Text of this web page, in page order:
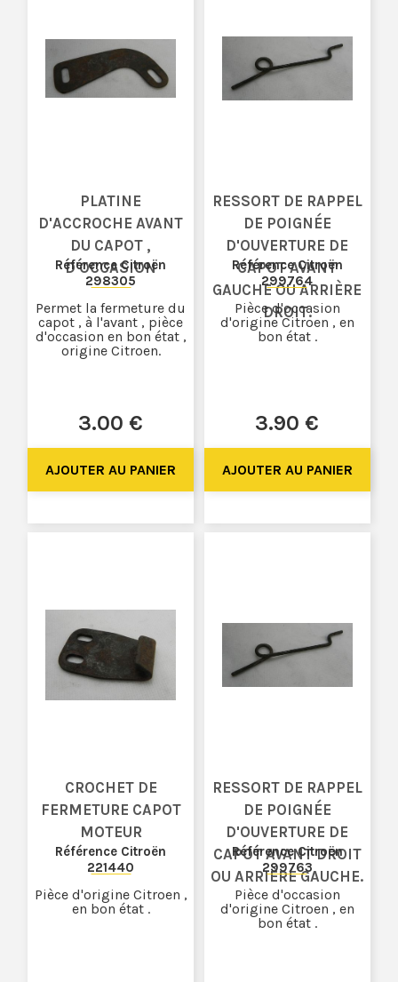
PLATINE
D'ACCROCHE AVANT
DU CAPOT ,
D'OCCASION
Référence Citroën
298305
3.00 €
Permet la fermeture du
capot , à l'avant , pièce
d'occasion en bon état ,
origine Citroen.
RESSORT DE RAPPEL
DE POIGNÉE
D'OUVERTURE DE
CAPOT AVANT
GAUCHE OU ARRIÈRE
DROIT.
Référence Citroën
299764
3.90 €
Pièce d'occasion
d'origine Citroen , en
bon état .
CROCHET DE
FERMETURE CAPOT
MOTEUR
Référence Citroën
221440
Pièce d'origine Citroen ,
en bon état .
RESSORT DE RAPPEL
DE POIGNÉE
D'OUVERTURE DE
CAPOT AVANT DROIT
OU ARRIÈRE GAUCHE.
Référence Citroën
299763
Pièce d'occasion
d'origine Citroen , en
bon état .